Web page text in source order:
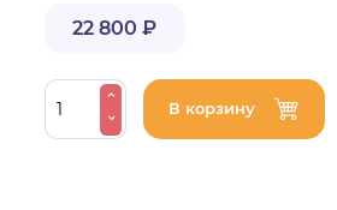
22 800 ₽
В корзину